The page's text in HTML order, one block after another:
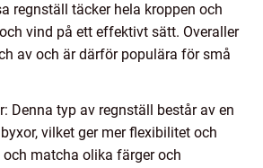
regnställ täcker hela kroppen och
vind på ett effektivt sätt. Overaller
av och är därför populära för små
Denna typ av regnställ består av en
vilket ger mer flexibilitet och
matcha olika färger och